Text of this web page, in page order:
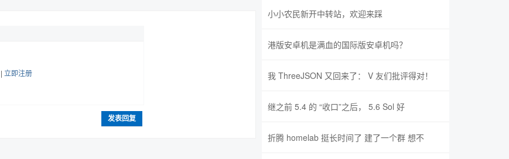
| 立即注册
发表回复
小小农民新开中转站，欢迎来踩
港版安卓机是满血的国际版安卓机吗？
我 ThreeJSON 又回来了： V 友们批评得对！
继之前 5.4 的 “收口”之后， 5.6 Sol 好
折腾 homelab 挺长时间了 建了一个群 想不